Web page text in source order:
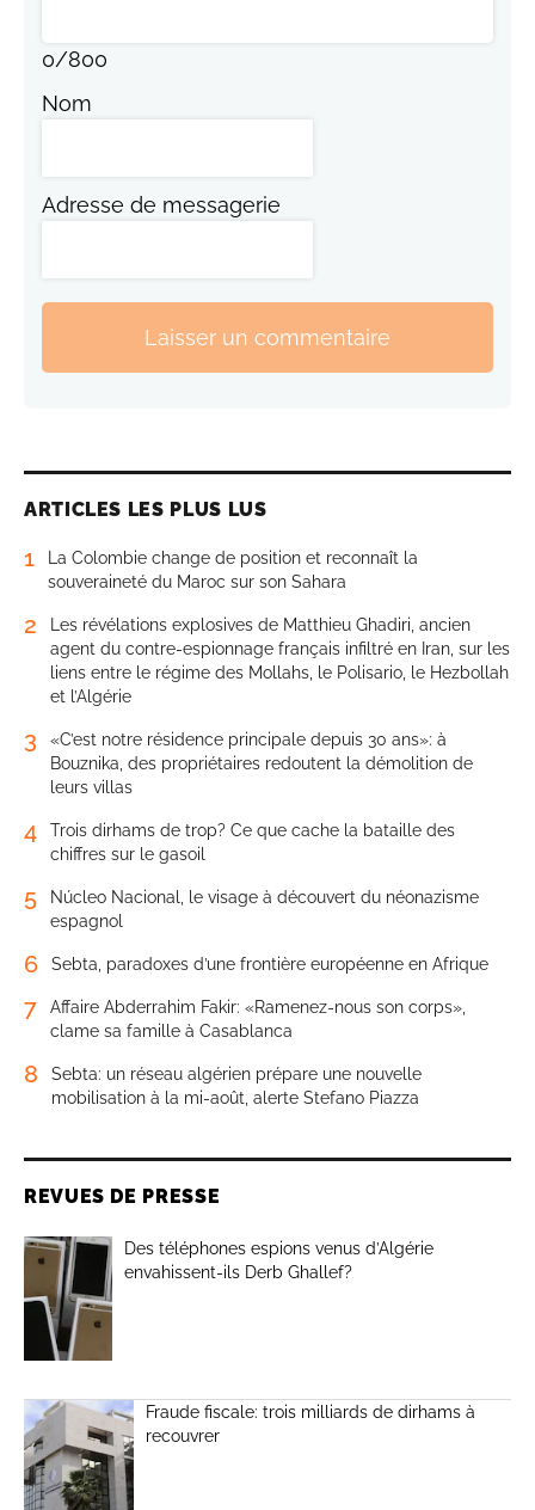
0/800
Nom
Adresse de messagerie
Laisser un commentaire
ARTICLES LES PLUS LUS
1
La Colombie change de position et reconnaît la
souveraineté du Maroc sur son Sahara
2
Les révélations explosives de Matthieu Ghadiri, ancien
agent du contre-espionnage français infiltré en Iran, sur les
liens entre le régime des Mollahs, le Polisario, le Hezbollah
et l’Algérie
3
«C’est notre résidence principale depuis 30 ans»: à
Bouznika, des propriétaires redoutent la démolition de
leurs villas
4
Trois dirhams de trop? Ce que cache la bataille des
chiffres sur le gasoil
5
Núcleo Nacional, le visage à découvert du néonazisme
espagnol
6 Sebta, paradoxes d’une frontière européenne en Afrique
7
Affaire Abderrahim Fakir: «Ramenez-nous son corps»,
clame sa famille à Casablanca
8
Sebta: un réseau algérien prépare une nouvelle
mobilisation à la mi-août, alerte Stefano Piazza
REVUES DE PRESSE
Des téléphones espions venus d’Algérie
envahissent-ils Derb Ghallef?
Fraude fiscale: trois milliards de dirhams à
recouvrer